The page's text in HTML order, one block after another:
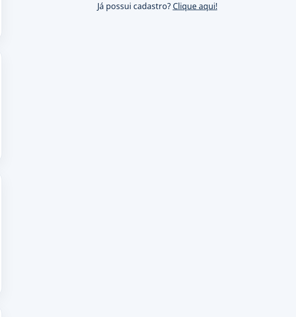
Já possui cadastro? Clique aqui!